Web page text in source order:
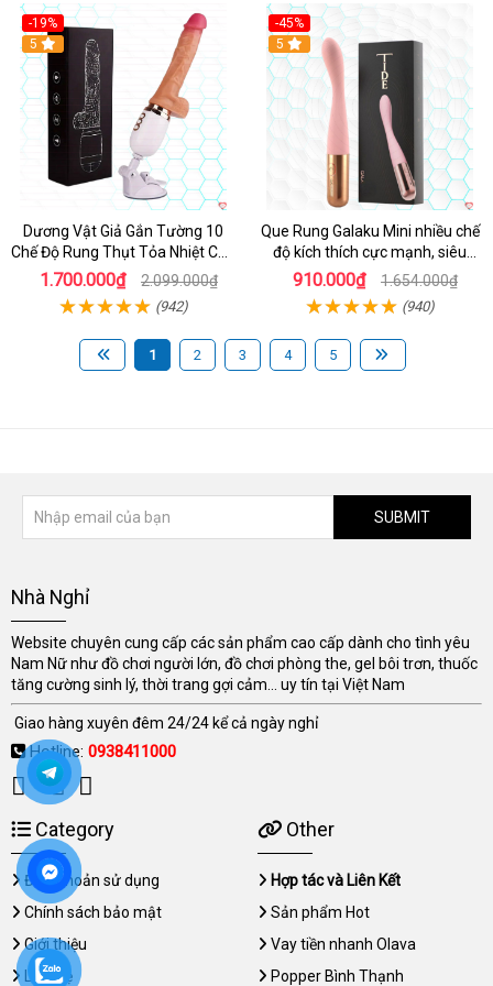
-19%
Hot
5
Dương Vật Giả Gắn Tường 10
Chế Độ Rung Thụt Tỏa Nhiệt Cao
Cấp
1.700.000₫ 2.099.000₫
(942)
-45%
Hot
5
Que Rung Galaku Mini nhiều chế
độ kích thích cực mạnh, siêu
sướng
910.000₫ 1.654.000₫
(940)
1 2 3 4 5
SUBMIT
Nhà Nghỉ
Website chuyên cung cấp các sản phẩm cao cấp dành cho tình yêu
Nam Nữ như đồ chơi người lớn, đồ chơi phòng the, gel bôi trơn, thuốc
tăng cường sinh lý, thời trang gợi cảm... uy tín tại Việt Nam
Giao hàng xuyên đêm 24/24 kể cả ngày nghỉ
Hotline: 0938411000
Category
Điều khoản sử dụng
Chính sách bảo mật
Giới thiệu
Liên hệ
Other
Hợp tác và Liên Kết
Sản phẩm Hot
Vay tiền nhanh Olava
Popper Bình Thạnh